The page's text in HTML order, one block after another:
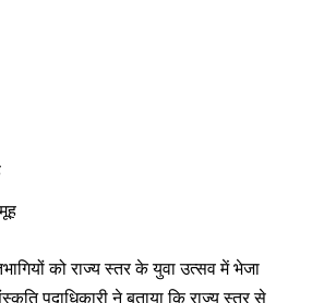
को राज्य स्तर के युवा उत्सव में भेजा
पदाधिकारी ने बताया कि राज्य स्तर से